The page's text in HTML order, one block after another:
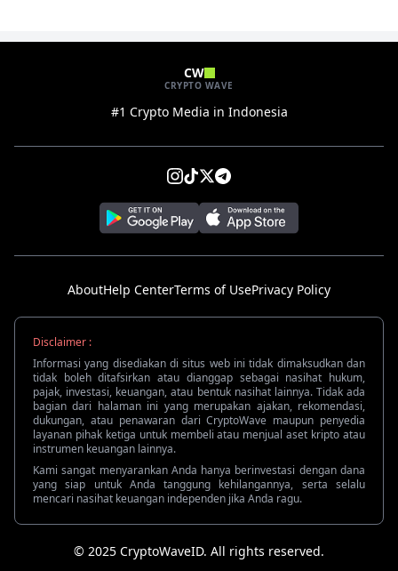
CW
CRYPTO WAVE
#1 Crypto Media in Indonesia
AboutHelp CenterTerms of UsePrivacy Policy
Disclaimer :
Informasi yang disediakan di situs web ini tidak dimaksudkan dan
tidak boleh ditafsirkan atau dianggap sebagai nasihat hukum,
pajak, investasi, keuangan, atau bentuk nasihat lainnya. Tidak ada
bagian dari halaman ini yang merupakan ajakan, rekomendasi,
dukungan, atau penawaran dari CryptoWave maupun penyedia
layanan pihak ketiga untuk membeli atau menjual aset kripto atau
instrumen keuangan lainnya.
Kami sangat menyarankan Anda hanya berinvestasi dengan dana
yang siap untuk Anda tanggung kehilangannya, serta selalu
mencari nasihat keuangan independen jika Anda ragu.
© 2025 CryptoWaveID. All rights reserved.